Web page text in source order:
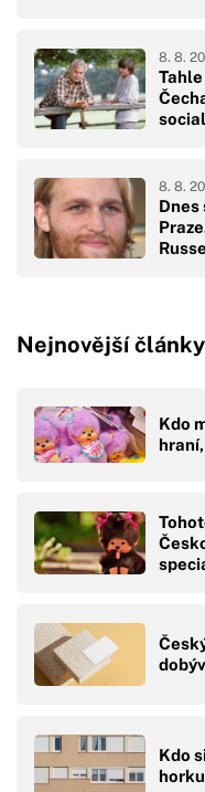
8. 8.
Dnes
8. 8.
Nejnovější články
Kdo
Kdo